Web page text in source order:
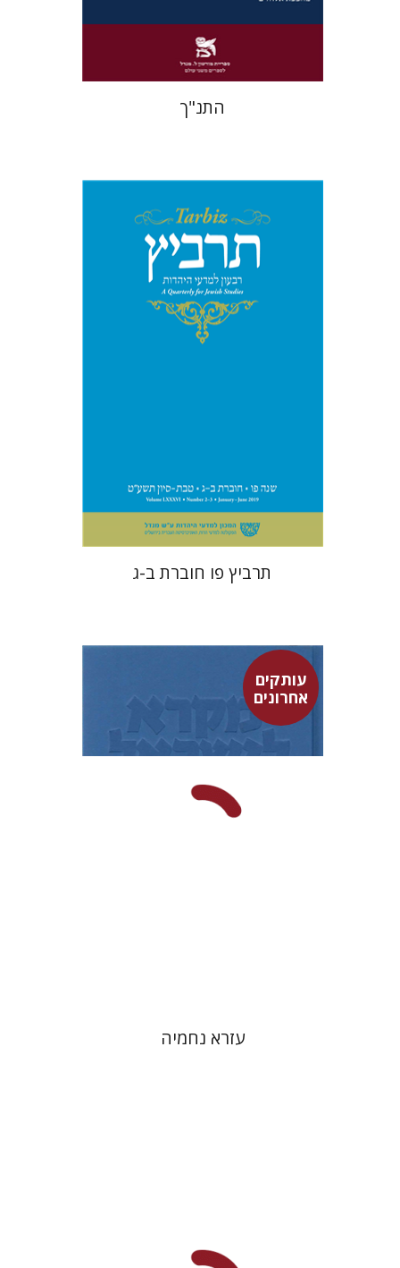
$35
$32
התנ"ך
רוני גולדשטיין שלמה נאה
משה הלברטל
תרביץ פו חוברת ב-ג
עותקים
אחרונים
שרה יפת
שמואל אחיטוב
עזרא נחמיה